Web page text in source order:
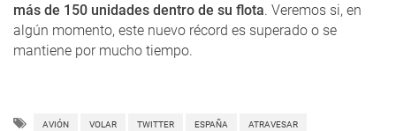
más de 150 unidades dentro de su flota. Veremos si, en
algún momento, este nuevo récord es superado o se
mantiene por mucho tiempo.
AVIÓN VOLAR TWITTER ESPAÑA ATRAVESAR